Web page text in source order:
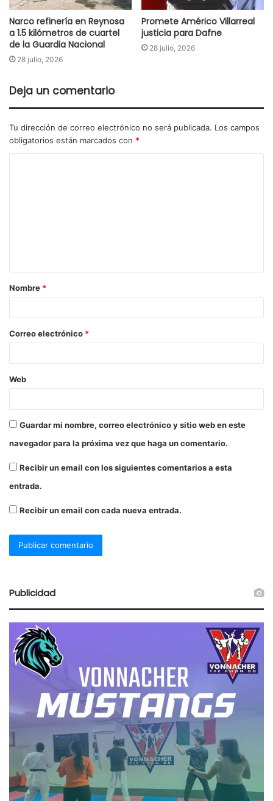
Narco refinería en Reynosa
a 1.5 kilómetros de cuartel
de la Guardia Nacional
28 julio, 2026
Promete Américo Villarreal
justicia para Dafne
28 julio, 2026
Deja un comentario
Tu dirección de correo electrónico no será publicada. Los campos
obligatorios están marcados con *
Nombre *
Correo electrónico *
Web
Guardar mi nombre, correo electrónico y sitio web en este
navegador para la próxima vez que haga un comentario.
Recibir un email con los siguientes comentarios a esta
entrada.
Recibir un email con cada nueva entrada.
Publicidad